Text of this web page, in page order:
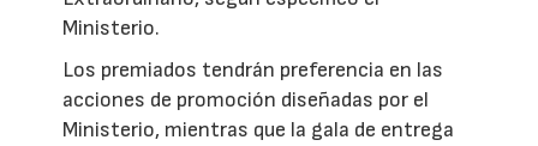
Ministerio.
Los premiados tendrán preferencia en las
acciones de promoción diseñadas por el
Ministerio, mientras que la gala de entrega